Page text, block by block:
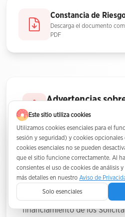
Constancia de
Descarga el documento
PDF
Advertencias
riesgos de invertir
Información esencial
inversionistas
PM2 comunica la relevancia
llevar a cabo toda la lectura
información de cada una de
financiamiento de los
Este sitio utiliza cookies
Utilizamos cookies esenciales para el
sesión y seguridad) y cookies
cookies esenciales no se pueden
que el sitio funcione correctamente. Al
consientes el uso de cookies de análisis
más detalles en nuestro Aviso de
Solo esenciales